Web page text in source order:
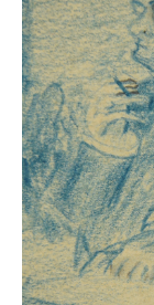
Neues
Tägliche
Themenflyer